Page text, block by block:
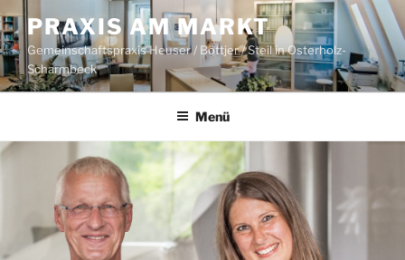
Zum
Inhalt
springen
PRAXIS AM MARKT
Gemeinschaftspraxis Heuser / Böttjer / Steil in Osterholz-
Scharmbeck
Menü